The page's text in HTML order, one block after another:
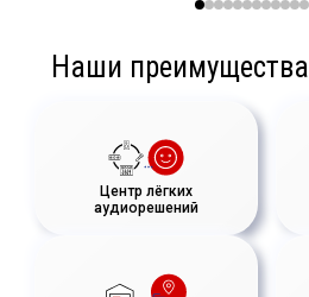
Наши преимущества
Центр лёгких
аудиорешений